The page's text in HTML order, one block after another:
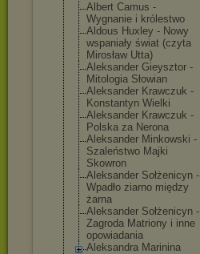
Albert Camus -
Wygnanie i królestwo
Aldous Huxley - Nowy
wspaniały świat (czyta
Mirosław Utta)
Aleksander Gieysztor -
Mitologia Słowian
Aleksander Krawczuk -
Konstantyn Wielki
Aleksander Krawczuk -
Polska za Nerona
Aleksander Minkowski -
Szaleństwo Majki
Skowron
Aleksander Sołżenicyn -
Wpadło ziarno między
żarna
Aleksander Sołżenicyn -
Zagroda Matriony i inne
opowiadania
Aleksandra Marinina